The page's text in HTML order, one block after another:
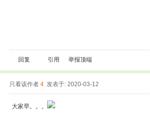
回复 引用 举报顶端
只看该作者 4 发表于: 2020-03-12
大家早。。。